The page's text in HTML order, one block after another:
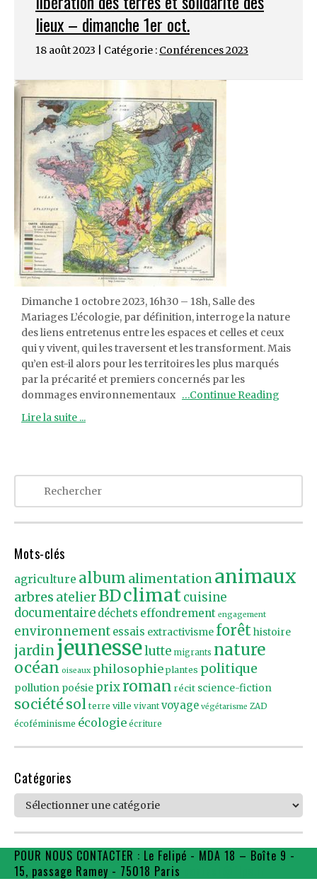
lieux – dimanche 1er oct.
18 août 2023 | Catégorie : Conférences 2023
Dimanche 1 octobre 2023, 16h30 – 18h, Salle des
Mariages L’écologie, par définition, interroge la nature
des liens entretenus entre les espaces et celles et ceux
qui y vivent, qui les traversent et les transforment. Mais
qu’en est-il alors pour les territoires les plus marqués
par la précarité et premiers concernés par les
dommages environnementaux …Continue Reading
Lire la suite ...
Mots-clés
agriculture album alimentationanimaux
arbres atelierBDclimatcuisine
documentaire déchets effondrement engagement
environnement essais extractivisme forêthistoire
jardin jeunesselutte migrants nature
océan oiseaux philosophie plantes politique
pollution poésie prixroman récit science-fiction
sociétésol terre ville vivant voyage végétarisme ZAD
écoféminisme écologie écriture
Catégories
Catégories
POUR NOUS CONTACTER : Le Felipé - MDA 18 – Boîte 9 -
15, passage Ramey - 75018 Paris